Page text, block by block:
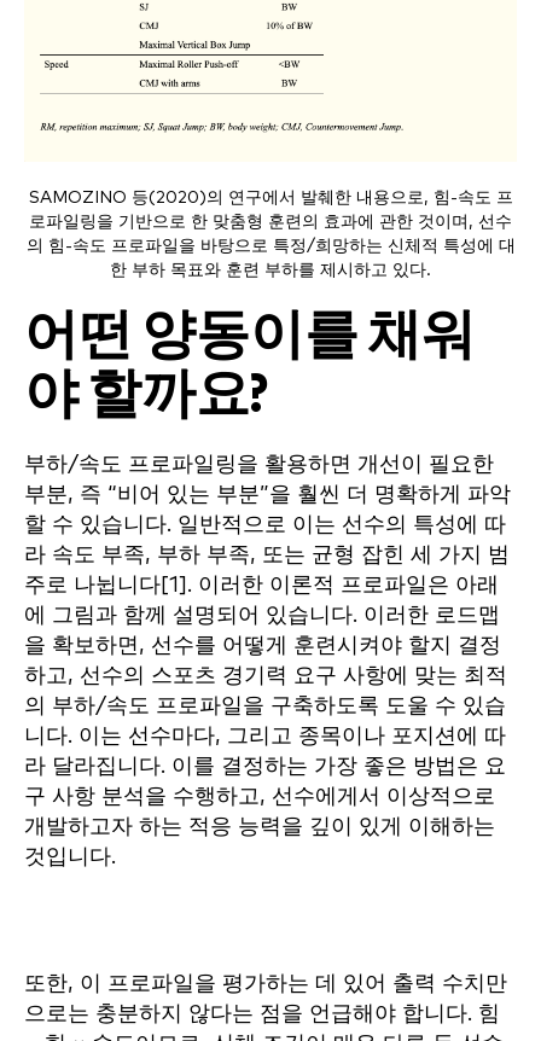
SAMOZINO 등(2020)의 연구에서 발췌한 내용으로, 힘-속도 프
로파일링을 기반으로 한 맞춤형 훈련의 효과에 관한 것이며, 선수
의 힘-속도 프로파일을 바탕으로 특정/희망하는 신체적 특성에 대
한 부하 목표와 훈련 부하를 제시하고 있다.
어떤 양동이를 채워
야 할까요?
부하/속도 프로파일링을 활용하면 개선이 필요한
부분, 즉 “비어 있는 부분”을 훨씬 더 명확하게 파악
할 수 있습니다. 일반적으로 이는 선수의 특성에 따
라 속도 부족, 부하 부족, 또는 균형 잡힌 세 가지 범
주로 나뉩니다[1]. 이러한 이론적 프로파일은 아래
에 그림과 함께 설명되어 있습니다. 이러한 로드맵
을 확보하면, 선수를 어떻게 훈련시켜야 할지 결정
하고, 선수의 스포츠 경기력 요구 사항에 맞는 최적
의 부하/속도 프로파일을 구축하도록 도울 수 있습
니다. 이는 선수마다, 그리고 종목이나 포지션에 따
라 달라집니다. 이를 결정하는 가장 좋은 방법은 요
구 사항 분석을 수행하고, 선수에게서 이상적으로
개발하고자 하는 적응 능력을 깊이 있게 이해하는
것입니다.
또한, 이 프로파일을 평가하는 데 있어 출력 수치만
으로는 충분하지 않다는 점을 언급해야 합니다. 힘